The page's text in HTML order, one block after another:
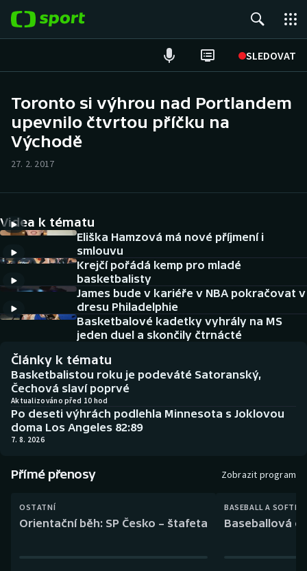
SLEDOVAT
Hokej
Tenis
Cyklistika
DALŠÍ SPORTY
Americký fotbal
Baseball a softbal
Biatlon
Boby a skeleton
Curling
Dostihy
NEPŘEHLÉDNĚTE
Soutěže
Aplikace ČT sport
AZ kvíz
Toronto si výhrou nad Portlandem
upevnilo čtvrtou příčku na
Východě
27. 2. 2017
Videa k tématu
Eliška Hamzová má nové příjmení i
smlouvu
Krejčí pořádá kemp pro mladé
basketbalisty
James bude v kariéře v NBA pokračovat v
dresu Philadelphie
Basketbalové kadetky vyhrály na MS
jeden duel a skončily čtrnácté
Články k tématu
Basketbalistou roku je podeváté Satoranský,
Čechová slaví poprvé
Aktualizováno před 10 hod
Po deseti výhrách podlehla Minnesota s Joklovou
doma Los Angeles 82:89
7. 8. 2026
Přímé přenosy Zobrazit program
OSTATNÍ
Orientační běh: SP Česko – štafeta
BASEBALL A
Baseballová